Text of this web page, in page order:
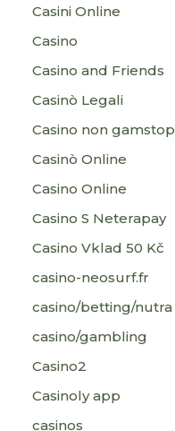
Casini Online
Casino
Casino and Friends
Casinò Legali
Casino non gamstop
Casinò Online
Casino Online
Casino S Neterapay
Casino Vklad 50 Kč
casino-neosurf.fr
casino/betting/nutra
casino/gambling
Casino2
Casinoly app
casinos